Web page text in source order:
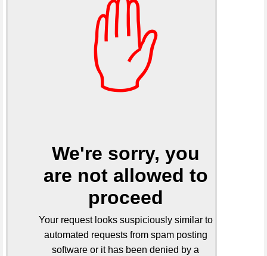
✋
We're sorry, you
are not allowed to
proceed
Your request looks suspiciously similar to
automated requests from spam posting
software or it has been denied by a